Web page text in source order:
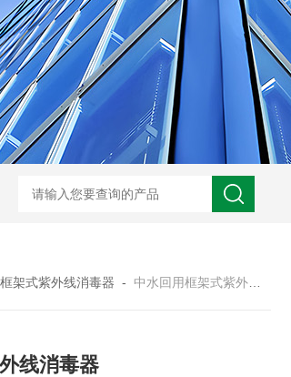
用范围 水箱自洁消毒器 a型全程综合水处理器安装
框架式紫外线消毒器 - 中水回用框架式紫外线消毒器
线消毒器